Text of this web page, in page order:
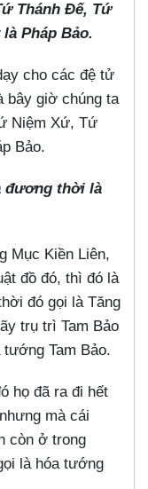
Thánh Đế, Tứ
Pháp Bảo.
cho các đệ tử
bây giờ chúng ta
Niệm Xứ, Tứ
Bảo.
đương thời là
Mục Kiền Liên,
đồ đó, thì đó là
đó gọi là Tăng
trụ trì Tam Bảo
Tam Bảo.
họ đã ra đi hết
mà cái
còn ở trong
là hóa tướng